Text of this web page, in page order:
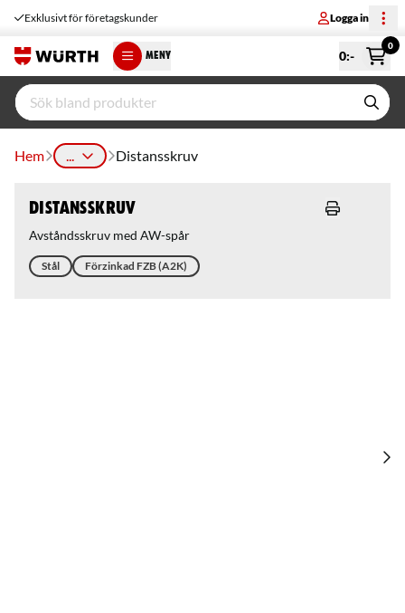
Exklusivt för företagskunder Logga in
MENY 0:-
0
Hem ... Distansskruv
Distansskruv
Avståndsskruv med AW-spår
Stål Förzinkad FZB (A2K)